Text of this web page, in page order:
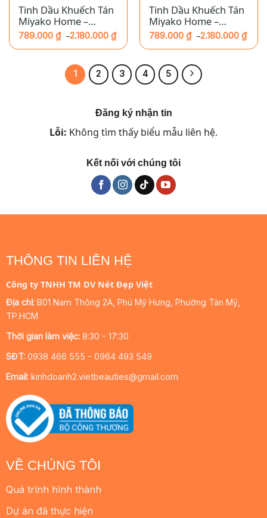
Tinh Dầu Khuếch Tán
Miyako Home –
Amber Nuit
789.000 ₫ –2.180.000 ₫
giá:
Tinh Dầu Khuếch Tán
Miyako Home –
Armani Sisi
789.000 ₫ –2.180.000 ₫
giá:
789.000 ₫
đến
2.180.000 ₫
1 2 3 4 5
Đăng ký nhận tin
Lỗi: Không tìm thấy biểu mẫu liên hệ.
Kết nối với chúng tôi
VỀ CHÚNG TÔI
Quá trình hình thành
Dự án đã thực hiện
THÔNG TIN LIÊN HỆ
Công ty TNHH TM DV Nét Đẹp Việt
Địa chỉ: B01 Nam Thông 2A, Phú Mỹ Hưng, Phường Tân Mỹ,
TP.HCM
Thời gian làm việc:8:30 - 17:30
SĐT:0938 466 555 - 0964 493 549
Email:kinhdoanh2.vietbeauties@gmail.com